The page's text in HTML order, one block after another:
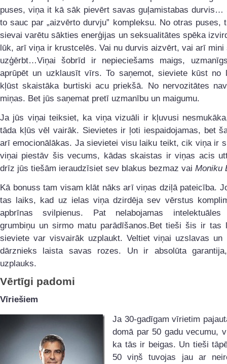
puses, viņa it kā sāk pievērt savas guļamistabas durvis…
to sauc par „aizvērto durvju” kompleksu. No otras puses,
sievai varētu sākties enerģijas un seksualitātes spēka
lūk, arī viņa ir krustcelēs. Vai nu durvis aizvērt, vai arī mini
uzģērbt…Viņai šobrīd ir nepieciešams maigs,
aprūpēt un uzklausīt vīrs. To saņemot, sieviete kūst no
kļūst skaistāka burtiski acu priekšā. No nervozitātes
miņas. Bet jūs saņemat pretī uzmanību un maigumu.
Ja jūs viņai teiksiet, ka viņa vizuāli ir kļuvusi
tāda kļūs vēl vairāk. Sievietes ir ļoti iespaidojamas, bet
arī emocionālākas. Ja sievietei visu laiku teikt, cik viņa ir
viņai piestāv šis vecums, kādas skaistas ir viņas acis
drīz jūs tiešām ieraudzīsiet sev blakus bezmaz vai Moniku
Kā bonuss tam visam klāt nāks arī viņas dziļā pateicība.
tas laiks, kad uz ielas viņa dzirdēja sev vērstus
apbrīnas svilpienus. Pat nelabojamas intelektuāles
grumbiņu un sirmo matu parādīšanos.Bet tieši šis ir tas
sieviete var visvairāk uzplaukt. Veltiet viņai uzslavas un
dārznieks laista savas rozes. Un ir absolūta
uzplauks.
Vērtīgi padomi
Vīriešiem
Ja 30-gadīgam vīrietim
domā par 50 gadu vecumu,
ka tās ir beigas. Un tieši
50 viņš tuvojas jau ar